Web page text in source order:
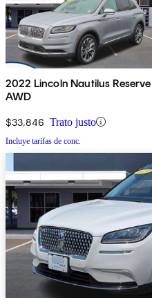
2022 Lincoln Nautilus Reserve
AWD
$33,846 Trato justo
Incluye tarifas de conc.